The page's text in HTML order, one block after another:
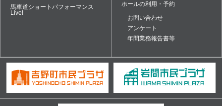
馬車道ショートパフォーマンス
Live!
ホールの利用・予約
お問い合わせ
アンケート
年間業務報告書等